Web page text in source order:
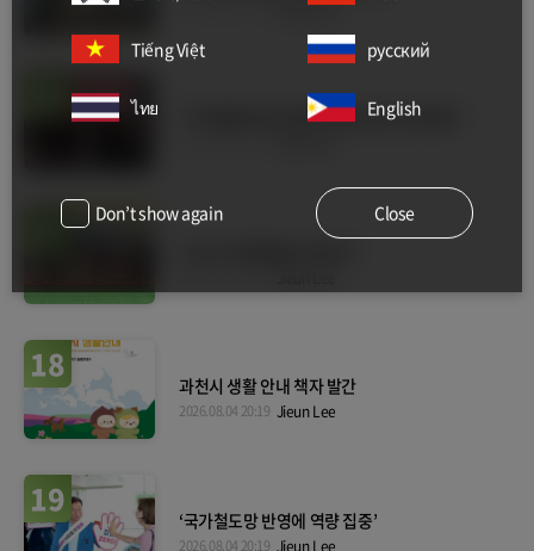
Jieun Lee
“아이돌봄 현장 경험과 대응 방안 공유해요”
17
18
과천시 생활 안내 책자 발간
2026.08.04 20:19 Jieun Lee
19
‘국가철도망 반영에 역량 집중’
2026.08.04 20:19 Jieun Lee
Tiếng Việt русский
ไทย English
Don’t show again Close